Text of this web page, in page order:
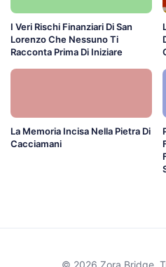
I Veri Rischi Finanziari Di San
Lorenzo Che Nessuno Ti
Racconta Prima Di Iniziare
La Memoria Incisa Nella Pietra Di
Cacciamani